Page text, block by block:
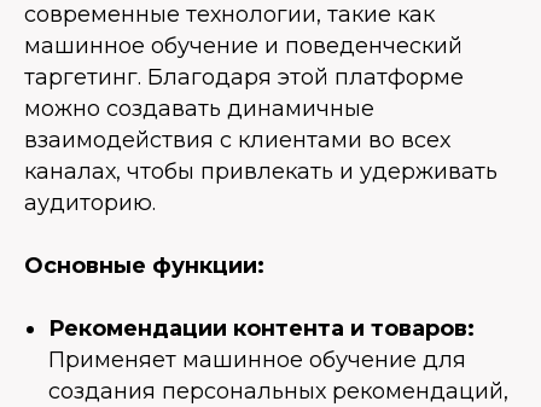
современные технологии, такие как
машинное обучение и поведенческий
таргетинг. Благодаря этой платформе
можно создавать динамичные
взаимодействия с клиентами во всех
каналах, чтобы привлекать и удерживать
аудиторию.
Основные функции:
Рекомендации контента и товаров:
Применяет машинное обучение для
создания персональных рекомендаций,